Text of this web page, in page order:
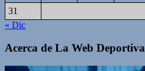
31
« Dic
Acerca de La Web